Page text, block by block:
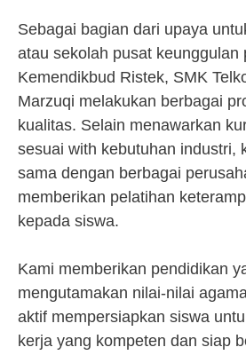
Sebagai bagian dari upaya
atau sekolah pusat keunggulan
Kemendikbud Ristek, SMK
Marzuqi melakukan berbagai
kualitas. Selain menawarkan
sesuai with kebutuhan industri,
sama dengan berbagai
memberikan pelatihan
kepada siswa.
Kami memberikan pendidikan
mengutamakan nilai-nilai
aktif mempersiapkan siswa
kerja yang kompeten dan siap